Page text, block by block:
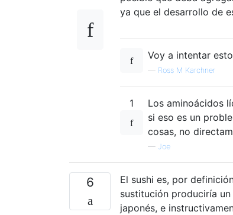
ya que el desarrollo de
Voy a intentar
— Ross M Karchner
1
Los aminoácidos
si eso es un
cosas, no
— Joe
6
El sushi es, por
sustitución produciría
japonés, e